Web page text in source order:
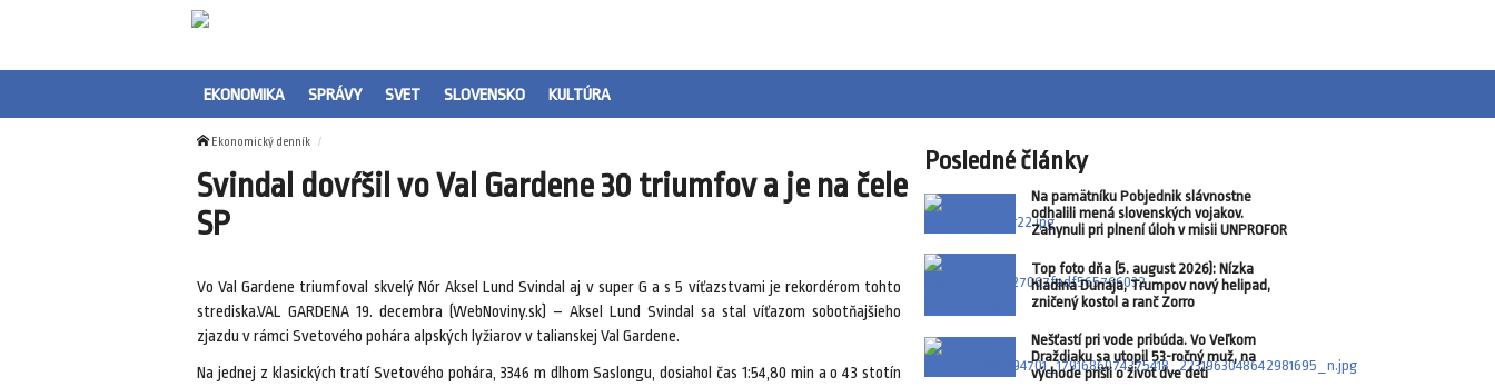
EKONOMIKA SPRÁVY SVET SLOVENSKO KULTÚRA
Ekonomický denník
Svindal dovŕšil vo Val Gardene 30 triumfov a je na čele
SP
Vo Val Gardene triumfoval skvelý Nór Aksel Lund Svindal aj v super G a s 5 víťazstvami je rekordérom tohto
strediska.VAL GARDENA 19. decembra (WebNoviny.sk) – Aksel Lund Svindal sa stal víťazom sobotňajšieho
zjazdu v rámci Svetového pohára alpských lyžiarov v talianskej Val Gardene.
Na jednej z klasických tratí Svetového pohára, 3346 m dlhom Saslongu, dosiahol čas 1:54,80 min a o 43 stotín
Posledné články
Na pamätníku Pobjednik slávnostne
odhalili mená slovenských vojakov.
Zahynuli pri plnení úloh v misii UNPROFOR
Top foto dňa (5. august 2026): Nízka
hladina Dunaja, Trumpov nový helipad,
zničený kostol a ranč Zorro
Nešťastí pri vode pribúda. Vo Veľkom
Draždiaku sa utopil 53-ročný muž, na
východe prišli o život dve deti